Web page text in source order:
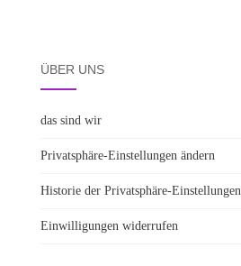
ÜBER UNS
das sind wir
Privatsphäre-Einstellungen ändern
Historie der Privatsphäre-Einstellungen
Einwilligungen widerrufen